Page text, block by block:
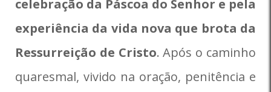
celebração da Páscoa do Senhor e pela
experiência da vida nova que brota da
Ressurreição de Cristo. Após o caminho
quaresmal, vivido na oração, penitência e